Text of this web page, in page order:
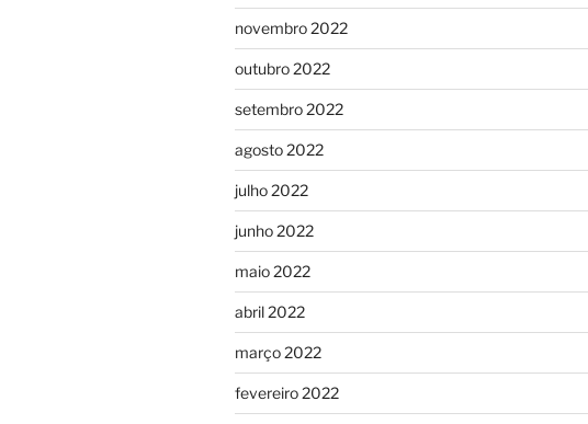
novembro 2022
outubro 2022
setembro 2022
agosto 2022
julho 2022
junho 2022
maio 2022
abril 2022
março 2022
fevereiro 2022